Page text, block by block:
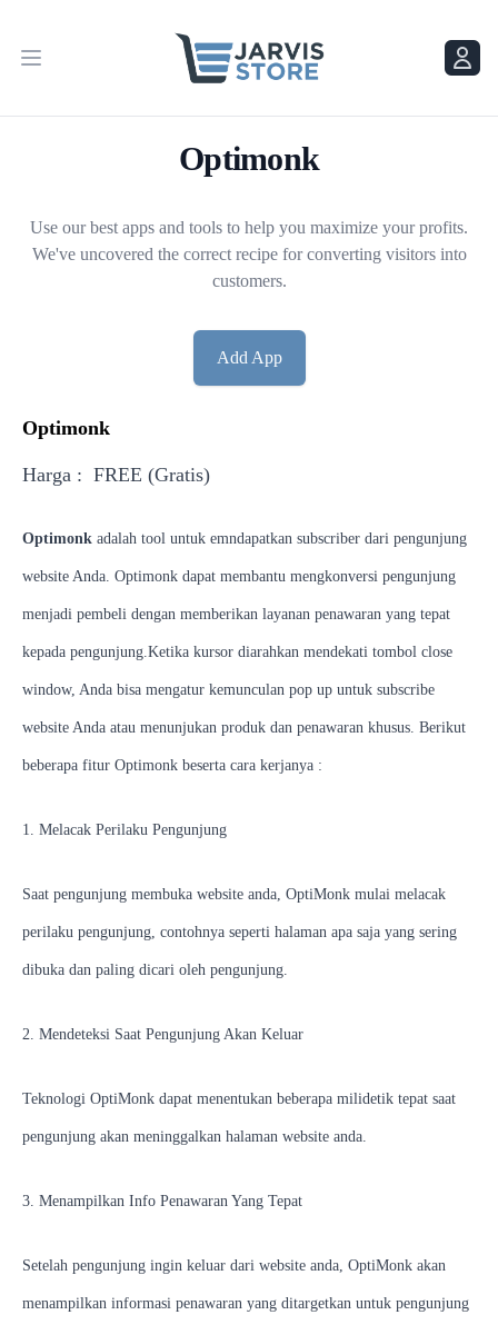
Menu
Menu
Optimonk
Use our best apps and tools to help you maximize your profits.
We've uncovered the correct recipe for converting visitors into
customers.
Add App
Optimonk
Harga : FREE (Gratis)
Optimonk adalah tool untuk emndapatkan subscriber dari pengunjung
website Anda. Optimonk dapat membantu mengkonversi pengunjung
menjadi pembeli dengan memberikan layanan penawaran yang tepat
kepada pengunjung.Ketika kursor diarahkan mendekati tombol close
window, Anda bisa mengatur kemunculan pop up untuk subscribe
website Anda atau menunjukan produk dan penawaran khusus. Berikut
beberapa fitur Optimonk beserta cara kerjanya :
1. Melacak Perilaku Pengunjung
Saat pengunjung membuka website anda, OptiMonk mulai melacak
perilaku pengunjung, contohnya seperti halaman apa saja yang sering
dibuka dan paling dicari oleh pengunjung.
2. Mendeteksi Saat Pengunjung Akan Keluar
Teknologi OptiMonk dapat menentukan beberapa milidetik tepat saat
pengunjung akan meninggalkan halaman website anda.
3. Menampilkan Info Penawaran Yang Tepat
Setelah pengunjung ingin keluar dari website anda, OptiMonk akan
menampilkan informasi penawaran yang ditargetkan untuk pengunjung